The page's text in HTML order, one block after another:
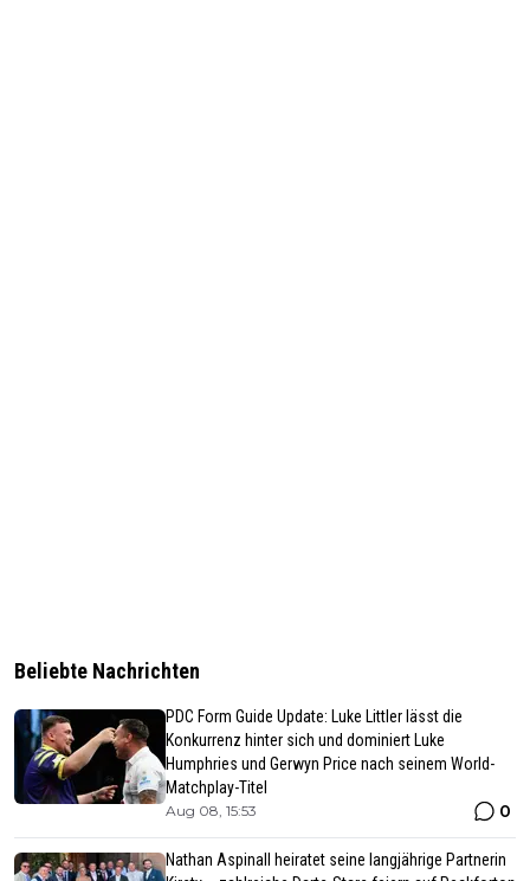
Beliebte Nachrichten
PDC Form Guide Update: Luke Littler lässt die
Konkurrenz hinter sich und dominiert Luke
Humphries und Gerwyn Price nach seinem World-
Matchplay-Titel
Aug 08, 15:53 0
Nathan Aspinall heiratet seine langjährige Partnerin